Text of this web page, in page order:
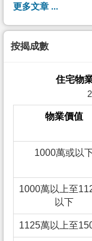
更多文章 ...
按揭成數
住宅物
物業價值
1000萬或以
1000萬以上至
以下
1125萬以上至